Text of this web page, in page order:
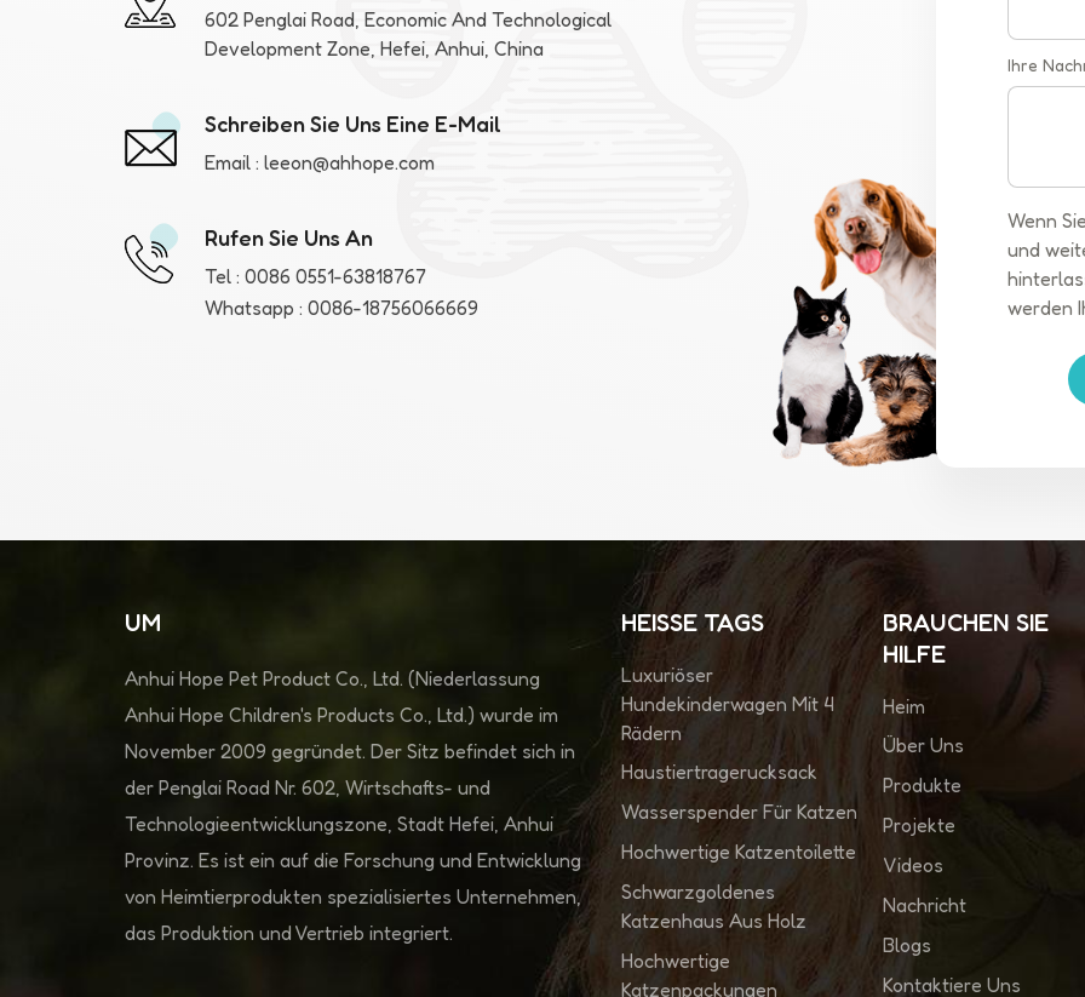
602 Penglai Road, Economic And Technological
Development Zone, Hefei, Anhui, China
Schreiben Sie Uns Eine E-Mail
Email :leeon@ahhope.com
Rufen Sie Uns An
Tel :0086 0551-63818767
Whatsapp :0086-18756066669
Ihre
Wenn
und
werden
UM
Anhui Hope Pet Product Co., Ltd. (Niederlassung
Anhui Hope Children's Products Co., Ltd.) wurde im
November 2009 gegründet. Der Sitz befindet sich in
der Penglai Road Nr. 602, Wirtschafts- und
Technologieentwicklungszone, Stadt Hefei, Anhui
Provinz. Es ist ein auf die Forschung und Entwicklung
von Heimtierprodukten spezialisiertes Unternehmen,
das Produktion und Vertrieb integriert.
HEISSE TAGS
Luxuriöser
Hundekinderwagen Mit 4
Rädern
Haustiertragerucksack
Wasserspender Für Katzen
Hochwertige Katzentoilette
Schwarzgoldenes
Katzenhaus Aus Holz
Hochwertige
Katzenpackungen
BRAUCHEN SIE
HILFE
Heim
Über Uns
Produkte
Projekte
Videos
Nachricht
Blogs
Kontaktiere Uns